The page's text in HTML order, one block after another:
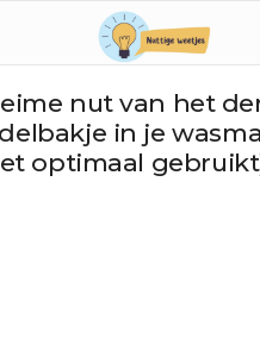
nut van het
in je
optimaal